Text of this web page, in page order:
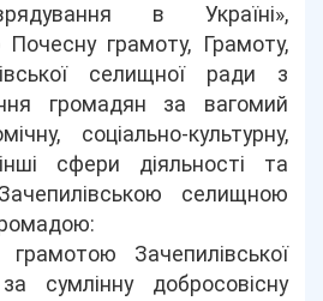
в Україні»,
грамоту, Грамоту,
селищної ради з
громадян за вагомий
соціально-культурну,
сфери діяльності та
селищною
Зачепилівської
сумлінну добросовісну